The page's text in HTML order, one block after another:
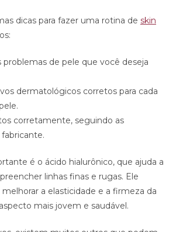
dicas para fazer uma rotina de skin
de pele que você deseja
dermatológicos corretos para cada
corretamente, seguindo as
é o ácido hialurônico, que ajuda a
linhas finas e rugas. Ele
a elasticidade e a firmeza da
mais jovem e saudável.